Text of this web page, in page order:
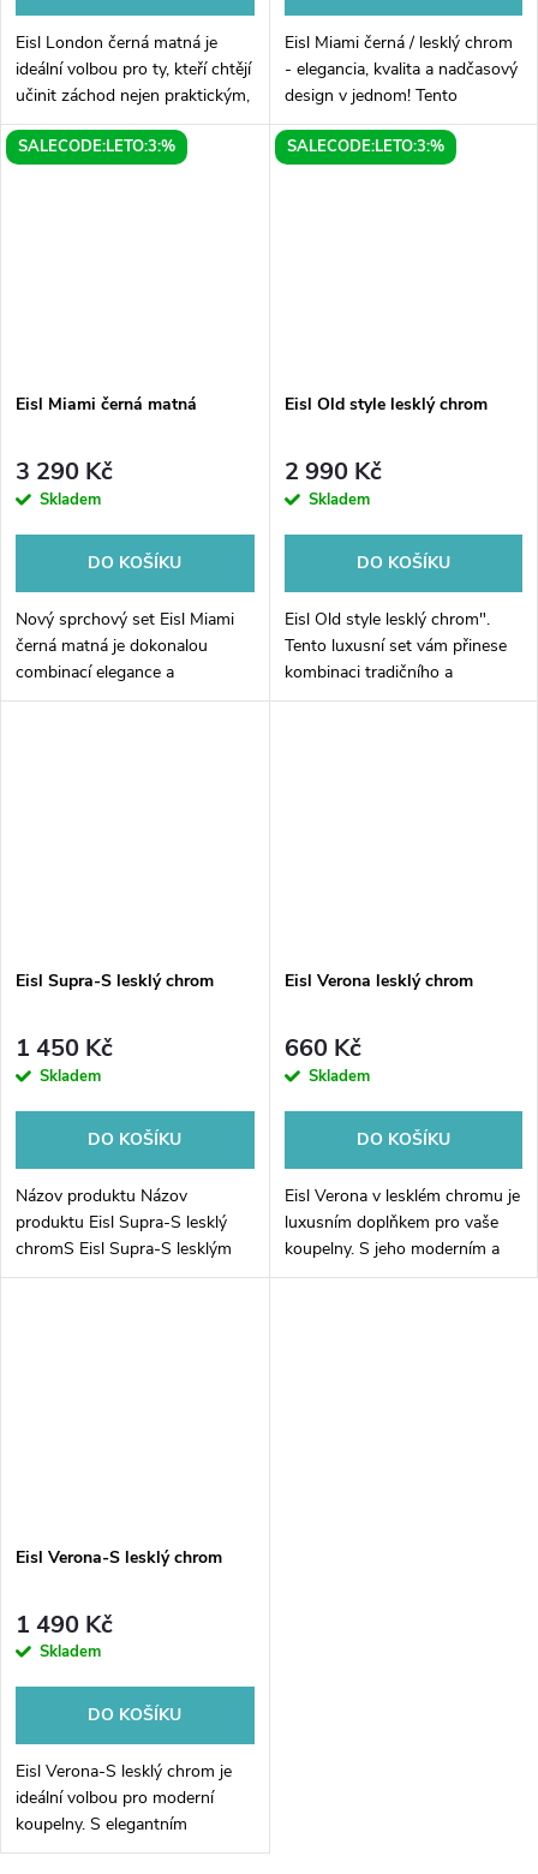
Eisl London černá matná je
ideální volbou pro ty, kteří chtějí
učinit záchod nejen praktickým,
ale i stylovým prvkem ve svém
domě. Jeho elegantní černá
Eisl Miami černá / lesklý chrom
- elegancia, kvalita a nadčasový
design v jednom! Tento
moderní sprchový set je ideální
volbou pro ty, kteří touží po
SALECODE:LETO:3:%
Eisl Miami černá matná
3 290 Kč
Skladem
DO KOŠÍKU
Nový sprchový set Eisl Miami
černá matná je dokonalou
combinací elegance a
funkčnosti! Vyrobena z kvalitní
SALECODE:LETO:3:%
Eisl Old style lesklý chrom
2 990 Kč
Skladem
DO KOŠÍKU
Eisl Old style lesklý chrom".
Tento luxusní set vám přinese
kombinaci tradičního a
moderního stylu do vašeho
Eisl Supra-S lesklý chrom
1 450 Kč
Skladem
DO KOŠÍKU
Názov produktu Názov
produktu Eisl Supra-S lesklý
chromS Eisl Supra-S lesklým
chromem si můžete dopřát
Eisl Verona lesklý chrom
660 Kč
Skladem
DO KOŠÍKU
Eisl Verona v lesklém chromu je
luxusním doplňkem pro vaše
koupelny. S jeho moderním a
elegantním designem dokáže
Eisl Verona-S lesklý chrom
1 490 Kč
Skladem
DO KOŠÍKU
Eisl Verona-S lesklý chrom je
ideální volbou pro moderní
koupelny. S elegantním
designem v lesklém chromu a